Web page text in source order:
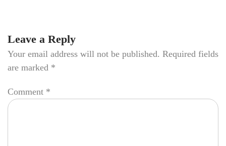
Leave a Reply
Your email address will not be published. Required fields
are marked *
Comment *